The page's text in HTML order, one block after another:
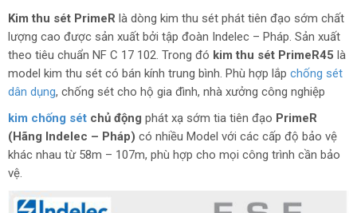
Kim thu sét PrimeR là dòng kim thu sét phát tiên đạo sớm chất
lượng cao được sản xuất bởi tập đoàn Indelec – Pháp. Sản xuất
theo tiêu chuẩn NF C 17 102. Trong đó kim thu sét PrimeR45 là
model kim thu sét có bán kính trung bình. Phù hợp lắp chống sét
dân dụng, chống sét cho hộ gia đình, nhà xưởng công nghiệp
kim chống sét chủ động phát xạ sớm tia tiên đạo PrimeR
(Hãng Indelec – Pháp) có nhiều Model với các cấp độ bảo vệ
khác nhau từ 58m – 107m, phù hợp cho mọi công trình cần bảo
vệ.